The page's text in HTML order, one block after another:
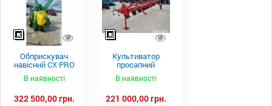
Обприскувач
навісний CX PRO
В наявності
322 500,00 грн.
Культиватор
просапний
КПН-5,6-05
В наявності
221 000,00 грн.